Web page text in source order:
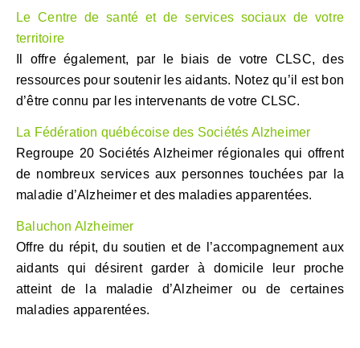
Le Centre de santé et de services sociaux de votre
territoire
Il offre également, par le biais de votre CLSC, des
ressources pour soutenir les aidants. Notez qu’il est bon
d’être connu par les intervenants de votre CLSC.
La Fédération québécoise des Sociétés Alzheimer
Regroupe 20 Sociétés Alzheimer régionales qui offrent
de nombreux services aux personnes touchées par la
maladie d’Alzheimer et des maladies apparentées.
Baluchon Alzheimer
Offre du répit, du soutien et de l’accompagnement aux
aidants qui désirent garder à domicile leur proche
atteint de la maladie d’Alzheimer ou de certaines
maladies apparentées.